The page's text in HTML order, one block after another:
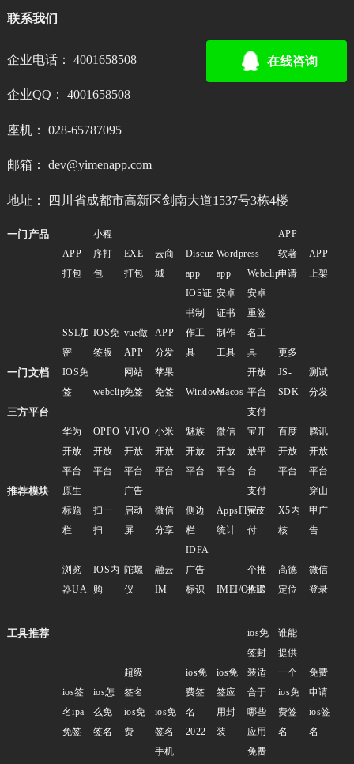
联系我们
企业电话： 4001658508
企业QQ： 4001658508
座机： 028-65787095
邮箱： dev@yimenapp.com
地址： 四川省成都市高新区剑南大道1537号3栋4楼
在线咨询
一门产品
APP
打包
小程
序打
包
EXE
打包
云商
城
Discuz
app
Wordpress
app
Webclip
APP
软著
申请
APP
上架
SSL加
密
IOS免
签版
vue做
APP
APP
分发
IOS证
书制
作工
具
安卓
证书
制作
工具
安卓
重签
名工
具
更多
一门文档
IOS免
签
webclip
网站
免签
苹果
免签
WindowsMacos
开放
平台
JS-
SDK
测试
分发
三方平台
华为
开放
平台
OPPO
开放
平台
VIVO
开放
平台
小米
开放
平台
魅族
开放
平台
微信
开放
平台
支付
宝开
放平
台
百度
开放
平台
腾讯
开放
平台
推荐模块
原生
标题
栏
扫一
扫
广告
启动
屏
微信
分享
侧边
栏
AppsFlyer
统计
支付
宝支
付
X5内
核
穿山
甲广
告
浏览
器UA
IOS内
购
陀螺
仪
融云
IM
IDFA
广告
标识
IMEI/OAID
个推
推送
高德
定位
微信
登录
工具推荐
ios签
名ipa
免签
ios怎
么免
签名
超级
签名
ios免
费
ios免
签名
ios免
费签
名
2022
ios免
签应
用封
装
ios免
签封
装适
合于
哪些
应用
谁能
提供
一个
ios免
费签
名
免费
申请
ios签
名
手机
免费